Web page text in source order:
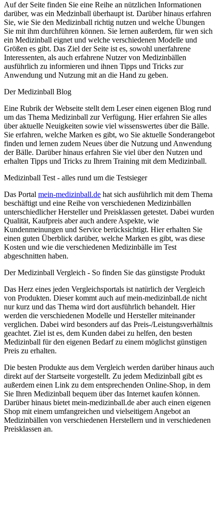
Auf der Seite finden Sie eine Reihe an nützlichen Informationen
darüber, was ein Medzinball überhaupt ist. Darüber hinaus erfahren
Sie, wie Sie den Medizinball richtig nutzen und welche Übungen
Sie mit ihm durchführen können. Sie lernen außerdem, für wen sich
ein Medizinball eignet und welche verschiedenen Modelle und
Größen es gibt. Das Ziel der Seite ist es, sowohl unerfahrene
Interessenten, als auch erfahrene Nutzer von Medizinbällen
ausführlich zu informieren und ihnen Tipps und Tricks zur
Anwendung und Nutzung mit an die Hand zu geben.
Der Medizinball Blog
Eine Rubrik der Webseite stellt dem Leser einen eigenen Blog rund
um das Thema Medizinball zur Verfügung. Hier erfahren Sie alles
über aktuelle Neuigkeiten sowie viel wissenswertes über die Bälle.
Sie erfahren, welche Marken es gibt, wo Sie aktuelle Sonderangebot
finden und lernen zudem Neues über die Nutzung und Anwendung
der Bälle. Darüber hinaus erfahren Sie viel über den Nutzen und
erhalten Tipps und Tricks zu Ihrem Training mit dem Medizinball.
Medizinball Test - alles rund um die Testsieger
Das Portal mein-medizinball.de hat sich ausführlich mit dem Thema
beschäftigt und eine Reihe von verschiedenen Medizinbällen
unterschiedlicher Hersteller und Preisklassen getestet. Dabei wurden
Qualität, Kaufpreis aber auch andere Aspekte, wie
Kundenmeinungen und Service berücksichtigt. Hier erhalten Sie
einen guten Überblick darüber, welche Marken es gibt, was diese
Kosten und wie die verschiedenen Medizinbälle im Test
abgeschnitten haben.
Der Medizinball Vergleich - So finden Sie das günstigste Produkt
Das Herz eines jeden Vergleichsportals ist natürlich der Vergleich
von Produkten. Dieser kommt auch auf mein-medizinball.de nicht
nur kurz und das Thema wird dort ausführlich behandelt. Hier
werden die verschiedenen Modelle und Hersteller miteinander
verglichen. Dabei wird besonders auf das Preis-/Leistungsverhältnis
geachtet. Ziel ist es, dem Kunden dabei zu helfen, den besten
Medizinball für den eigenen Bedarf zu einem möglichst günstigen
Preis zu erhalten.
Die besten Produkte aus dem Vergleich werden darüber hinaus auch
direkt auf der Startseite vorgestellt. Zu jedem Medizinball gibt es
außerdem einen Link zu dem entsprechenden Online-Shop, in dem
Sie Ihren Medizinball bequem über das Internet kaufen können.
Darüber hinaus bietet mein-medizinball.de aber auch einen eigenen
Shop mit einem umfangreichen und vielseitigem Angebot an
Medizinbällen von verschiedenen Herstellern und in verschiedenen
Preisklassen an.